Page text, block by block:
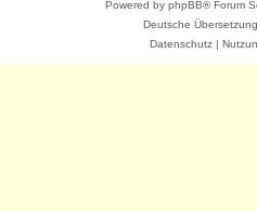
Powered by phpBB® Forum
Deutsche
Datenschutz|